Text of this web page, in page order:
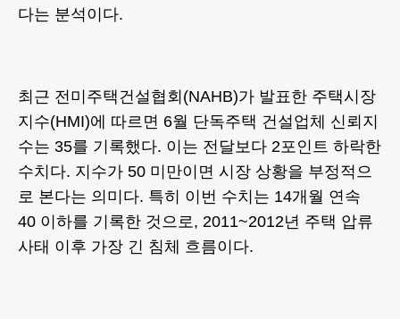
다는 분석이다.
최근 전미주택건설협회(NAHB)가 발표한 주택시장
지수(HMI)에 따르면 6월 단독주택 건설업체 신뢰지
수는 35를 기록했다. 이는 전달보다 2포인트 하락한
수치다. 지수가 50 미만이면 시장 상황을 부정적으
로 본다는 의미다. 특히 이번 수치는 14개월 연속
40 이하를 기록한 것으로, 2011~2012년 주택 압류
사태 이후 가장 긴 침체 흐름이다.